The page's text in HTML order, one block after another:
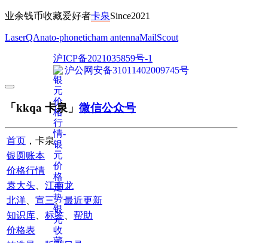
业余钱币收藏爱好者卡泉Since2021
LaserQAnato-phoneticham antennaMailScout
沪ICP备2021035859号-1
沪公网安备31011402009745号
「kkqa 卡泉」 微信公众号
首页 ，卡泉
银圆账本
价格行情
袁大头
江南龙
北洋
宣三、最近更新
知识库
标签
帮助
价格表